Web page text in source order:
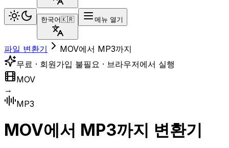
한국어🇰🇷 메뉴 열기
파일 변환기
MOV에서 MP3까지
무료 · 회원가입 불필요 · 브라우저에서 실행
MOV
→
MP3
MOV에서 MP3까지 변환기